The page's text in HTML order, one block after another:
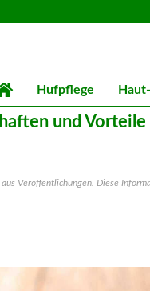
Hufpflege
und Vorteile
Veröffentlichungen. Diese